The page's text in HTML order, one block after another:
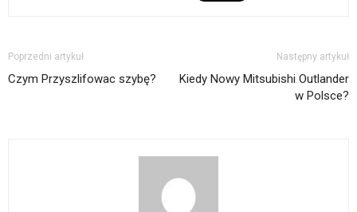
Poprzedni artykuł
Czym Przyszlifowac szybę?
Następny artykuł
Kiedy Nowy Mitsubishi Outlander
w Polsce?